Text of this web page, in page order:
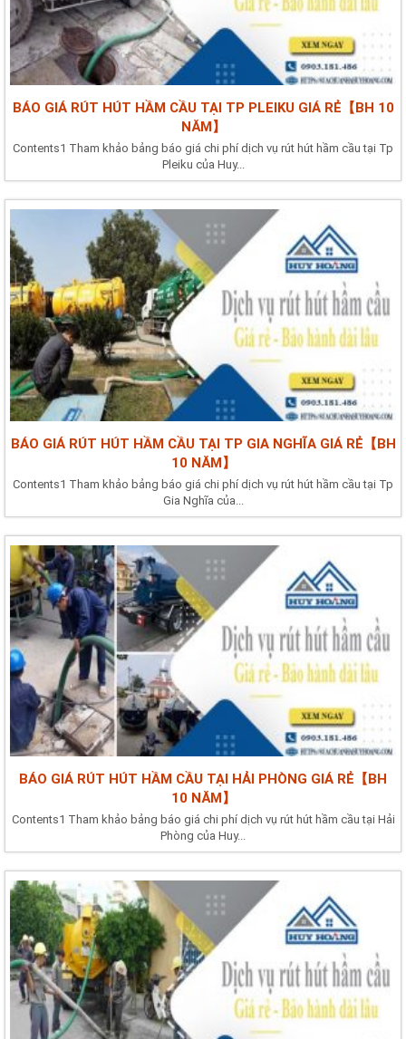
BÁO GIÁ RÚT HÚT HẦM CẦU TẠI TP PLEIKU GIÁ RẺ【BH 10
NĂM】
Contents1 Tham khảo bảng báo giá chi phí dịch vụ rút hút hầm cầu tại Tp
Pleiku của Huy...
BÁO GIÁ RÚT HÚT HẦM CẦU TẠI TP GIA NGHĨA GIÁ RẺ【BH
10 NĂM】
Contents1 Tham khảo bảng báo giá chi phí dịch vụ rút hút hầm cầu tại Tp
Gia Nghĩa của...
BÁO GIÁ RÚT HÚT HẦM CẦU TẠI HẢI PHÒNG GIÁ RẺ【BH
10 NĂM】
Contents1 Tham khảo bảng báo giá chi phí dịch vụ rút hút hầm cầu tại Hải
Phòng của Huy...